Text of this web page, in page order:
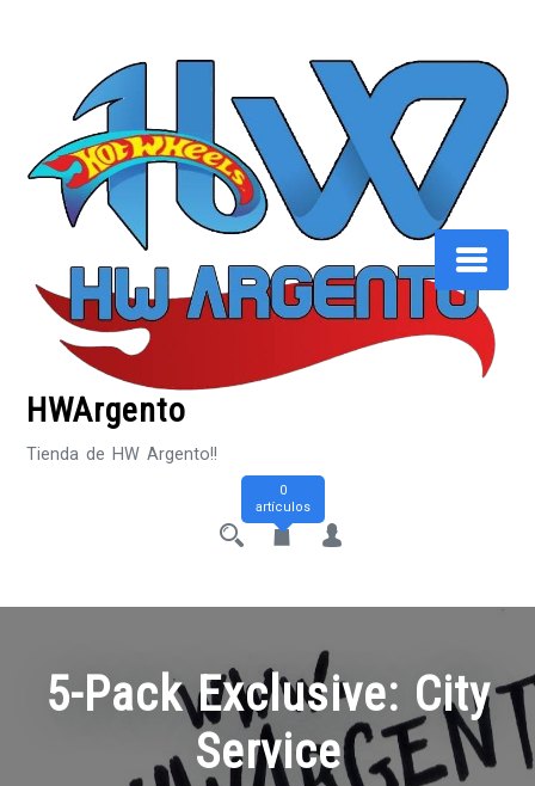
HWArgento
Tienda de HW Argento!!
0
artículos
5-Pack Exclusive: City
Service